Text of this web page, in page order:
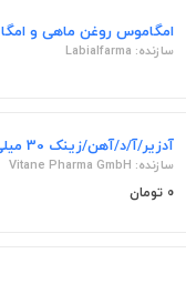
امگاموس روغن ماهی و امگا 3 طعم انبه 100mL شربت
سازنده: Labialfarma
آدزیر/آ/د/آهن/زینک 30 میلی لیتر قطره
سازنده: Vitane Pharma GmbH
0 تومان